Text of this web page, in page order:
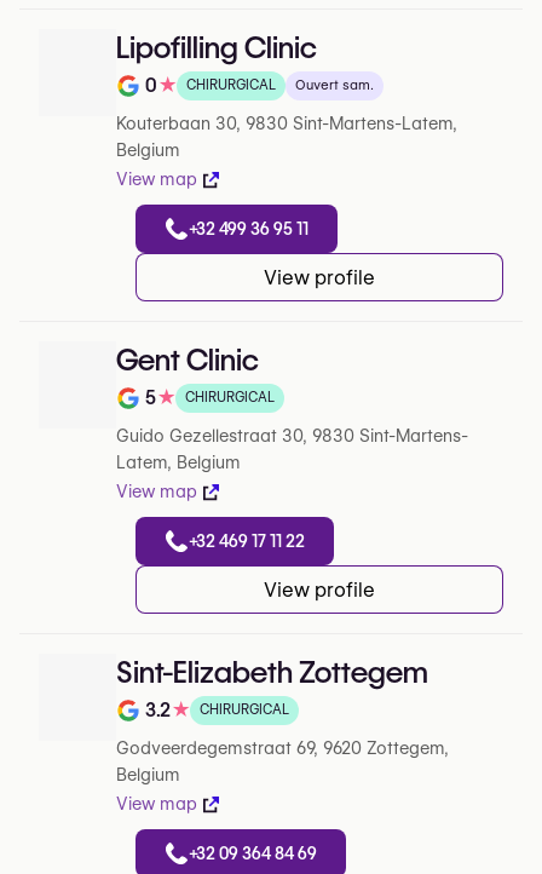
Lipofilling Clinic
Note de 0 sur 5 sur Google
0★ CHIRURGICAL Ouvert sam.
Kouterbaan 30, 9830 Sint-Martens-Latem,
Belgium
View map
+32 499 36 95 11
View profile
Gent Clinic
Note de 5 sur 5 sur Google
5★ CHIRURGICAL
Guido Gezellestraat 30, 9830 Sint-Martens-
Latem, Belgium
View map
+32 469 17 11 22
View profile
Sint-Elizabeth Zottegem
Note de 3.2 sur 5 sur Google
3.2★ CHIRURGICAL
Godveerdegemstraat 69, 9620 Zottegem,
Belgium
View map
+32 09 364 84 69